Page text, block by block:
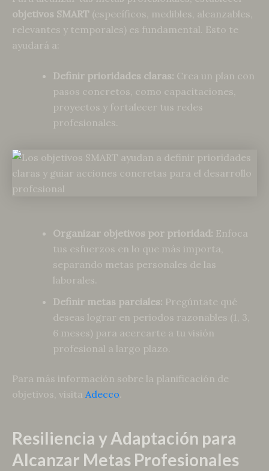
objetivos SMART (específicos, medibles, alcanzables,
relevantes y temporales) es fundamental. Esto te
ayudará a:
Definir prioridades claras: Crea un plan con
pasos concretos, como capacitaciones,
proyectos y fortalecer tus redes
profesionales.
Organizar objetivos por prioridad: Enfoca
tus esfuerzos en lo que más importa,
separando metas personales de las
laborales.
Definir metas parciales: Pregúntate qué
deseas lograr en periodos razonables (1, 3,
6 meses) para acercarte a tu visión
profesional a largo plazo.
Para más información sobre la planificación de
objetivos, visita Adecco.
Resiliencia y Adaptación para
Alcanzar Metas Profesionales